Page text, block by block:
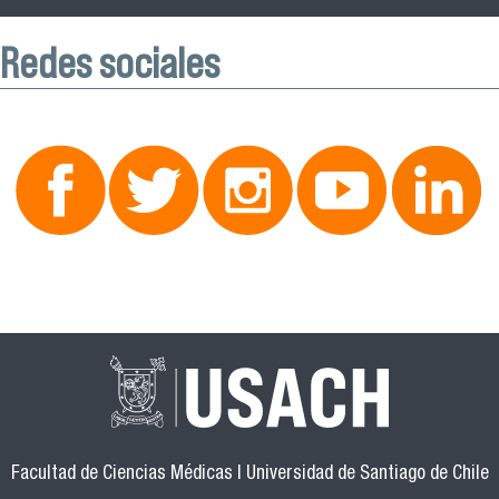
Redes sociales
Facultad de Ciencias Médicas | Universidad de Santiago de Chile